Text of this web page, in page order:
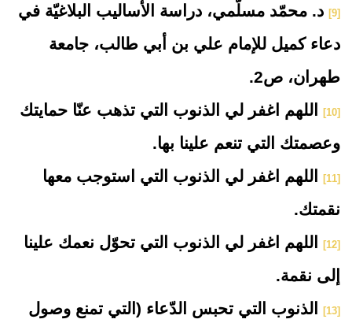
[9] د. محمّد مسلّمي، دراسة الأساليب البلاغيّة في
دعاء كميل للإمام علي بن أبي طالب، جامعة
طهران، ص2.
[10]
اللهم اغفر لي الذنوب التي تذهب عنّا حمايتك
وعصمتك التي تنعم علينا بها.
[11]
اللهم اغفر لي الذنوب التي استوجب معها
نقمتك.
[12]
اللهم اغفر لي الذنوب التي تحوّل نعمك علينا
إلى نقمة.
[13]
الذنوب التي تحبس الدّعاء (التي تمنع وصول